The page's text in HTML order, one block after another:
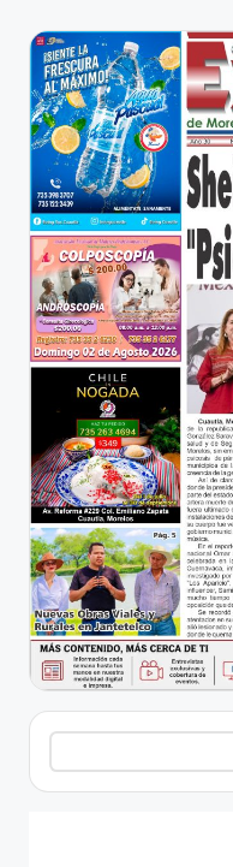
de
entradas
Buscar